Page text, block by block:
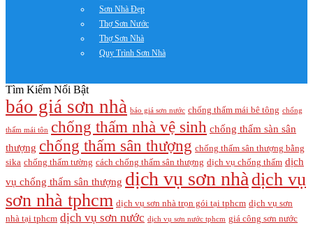
Sơn Nhà Đẹp
Thợ Sơn Nước
Thợ Sơn Nhà
Quy Trình Sơn Nhà
Tìm Kiếm Nổi Bật
báo giá sơn nhà báo giá sơn nước chống thấm mái bê tông chống
thấm mái tôn chống thấm nhà vệ sinh chống thấm sàn sân
thượng chống thấm sân thượng chống thấm sân thượng bằng
sika chống thấm tường cách chống thấm sân thượng dịch vụ chống thấm dịch
vụ chống thấm sân thượng dịch vụ sơn nhà dịch vụ
sơn nhà tphcm dịch vụ sơn nhà trọn gói tại tphcm dịch vụ sơn
nhà tại tphcm dịch vụ sơn nước dịch vụ sơn nước tphcm giá công sơn nước